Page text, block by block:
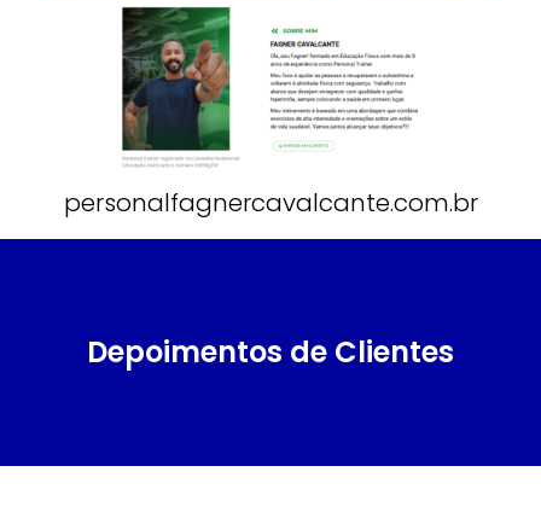
personalfagnercavalcante.com.br
Depoimentos de Clientes